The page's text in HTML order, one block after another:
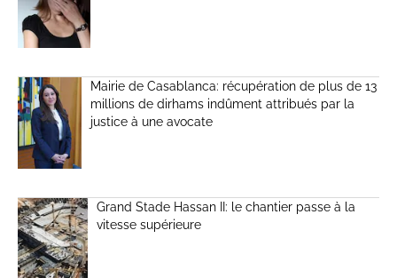
Mairie de Casablanca: récupération de plus de 13
millions de dirhams indûment attribués par la
justice à une avocate
Grand Stade Hassan II: le chantier passe à la
vitesse supérieure